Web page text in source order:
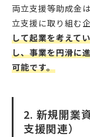
両立支援等助成金
立支援に取り組む
して起業を考えて
し、事業を円滑に
可能です。
2. 新規開業
支援関連）